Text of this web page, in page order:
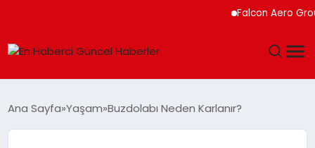
Falcon Aero
SPOR
Ana Sayfa Yaşam Buzdolabı Neden Karlanır?